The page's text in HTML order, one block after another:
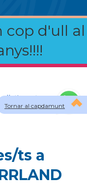
cop d'ull al
Tornar al capdamunt
Allotjament a
SWE
ts a